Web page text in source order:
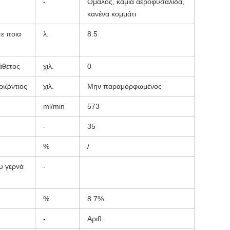
-
Ομαλός, καμία αεροφυσαλίδα,
κανένα κομμάτι
ποια λ. 8.5
χιλ. 0
χιλ. Μην παραμορφωμένος
ml/min 573
- 35
% /
γερνά -
% 8.7%
- Αριθ.